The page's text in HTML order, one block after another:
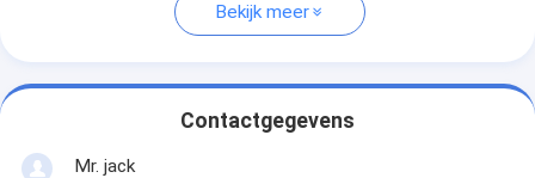
Bekijk meer
Contactgegevens
Mr. jack